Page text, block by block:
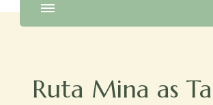
Ruta Mina as